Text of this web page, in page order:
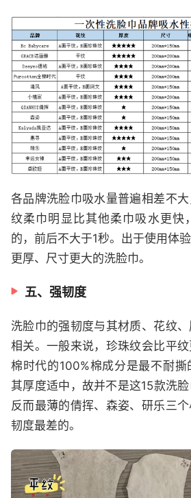
各品牌洗脸巾吸水量普遍相差不
纹柔巾明显比其他柔巾吸水更快
的，前后不大于1秒。出于使用体
更厚、尺寸更大的洗脸巾。
五、强韧度
洗脸巾的强韧度与其材质、花纹
相关。一般来说，珍珠纹会比平
棉时代的100%棉成分是最不耐
其厚度适中，故并不是这15款洗脸
反而最薄的倩挥、森姿、研乐三
韧度最差的。